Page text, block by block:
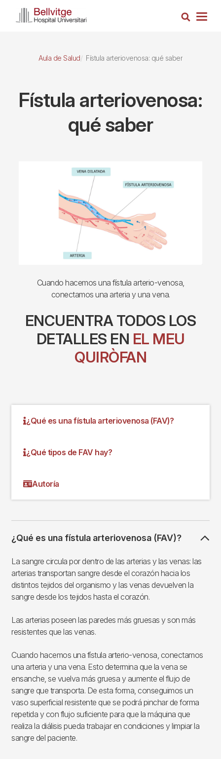
Busca
Aula de Salud Fístula arteriovenosa: qué saber
Fístula arteriovenosa:
qué saber
Cuando hacemos una fístula arterio-venosa,
conectamos una arteria y una vena.
ENCUENTRA TODOS LOS
DETALLES EN EL MEU
QUIRÒFAN
¿Qué es una fístula arteriovenosa (FAV)?
¿Qué tipos de FAV hay?
Autoría
¿Qué es una fístula arteriovenosa (FAV)?
La sangre circula por dentro de las arterias y las venas: las
arterias transportan sangre desde el corazón hacia los
distintos tejidos del organismo y las venas devuelven la
sangre desde los tejidos hasta el corazón.
Las arterias poseen las paredes más gruesas y son más
resistentes que las venas.
Cuando hacemos una fístula arterio-venosa, conectamos
una arteria y una vena. Esto determina que la vena se
ensanche, se vuelva más gruesa y aumente el flujo de
sangre que transporta. De esta forma, conseguimos un
vaso superficial resistente que se podrá pinchar de forma
repetida y con flujo suficiente para que la máquina que
realiza la diálisis pueda trabajar en condiciones y limpiar la
sangre del paciente.